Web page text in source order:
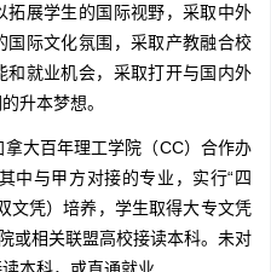
拓展学生的国际视野，采取中外
际文化氛围，采取产教融合校
就业机会，采取打开与国内外
升本梦想。
大百年理工学院（CC）合作办
中与甲方对接的专业，实行“四
文凭）培养，学生取得大专文凭
或相关联盟高校接读本科。未对